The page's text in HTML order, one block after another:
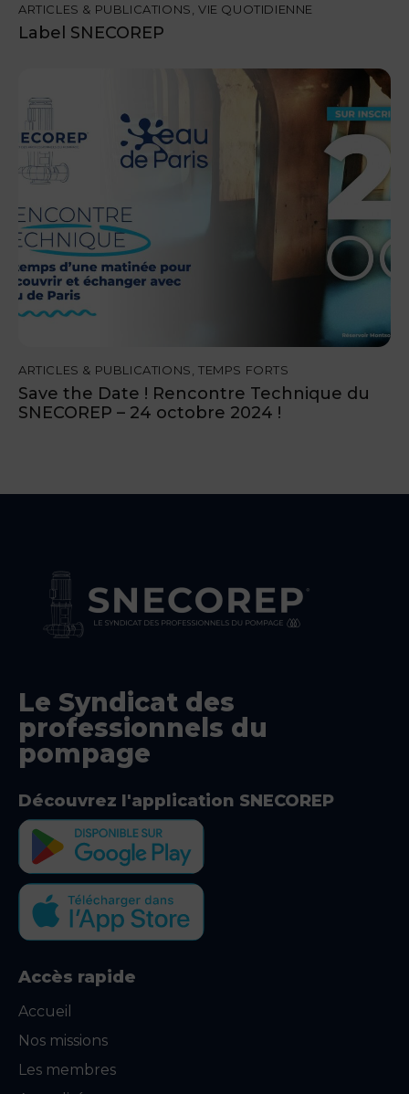
ARTICLES & PUBLICATIONS ,VIE QUOTIDIENNE
Label SNECOREP
ARTICLES & PUBLICATIONS ,TEMPS FORTS
Save the Date ! Rencontre Technique du
SNECOREP – 24 octobre 2024 !
Le Syndicat des
professionnels du
pompage
Découvrez l'application SNECOREP
Accès rapide
Accueil
Nos missions
Les membres